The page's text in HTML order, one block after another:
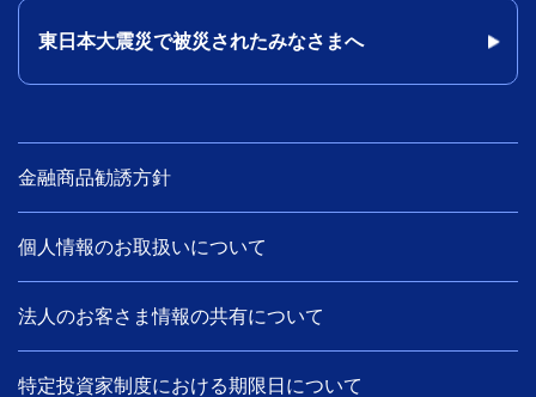
東日本大震災で被災されたみなさまへ
金融商品勧誘方針
個人情報のお取扱いについて
法人のお客さま情報の共有について
特定投資家制度における期限日について